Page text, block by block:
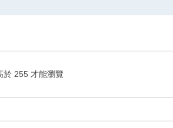
於 255 才能瀏覽